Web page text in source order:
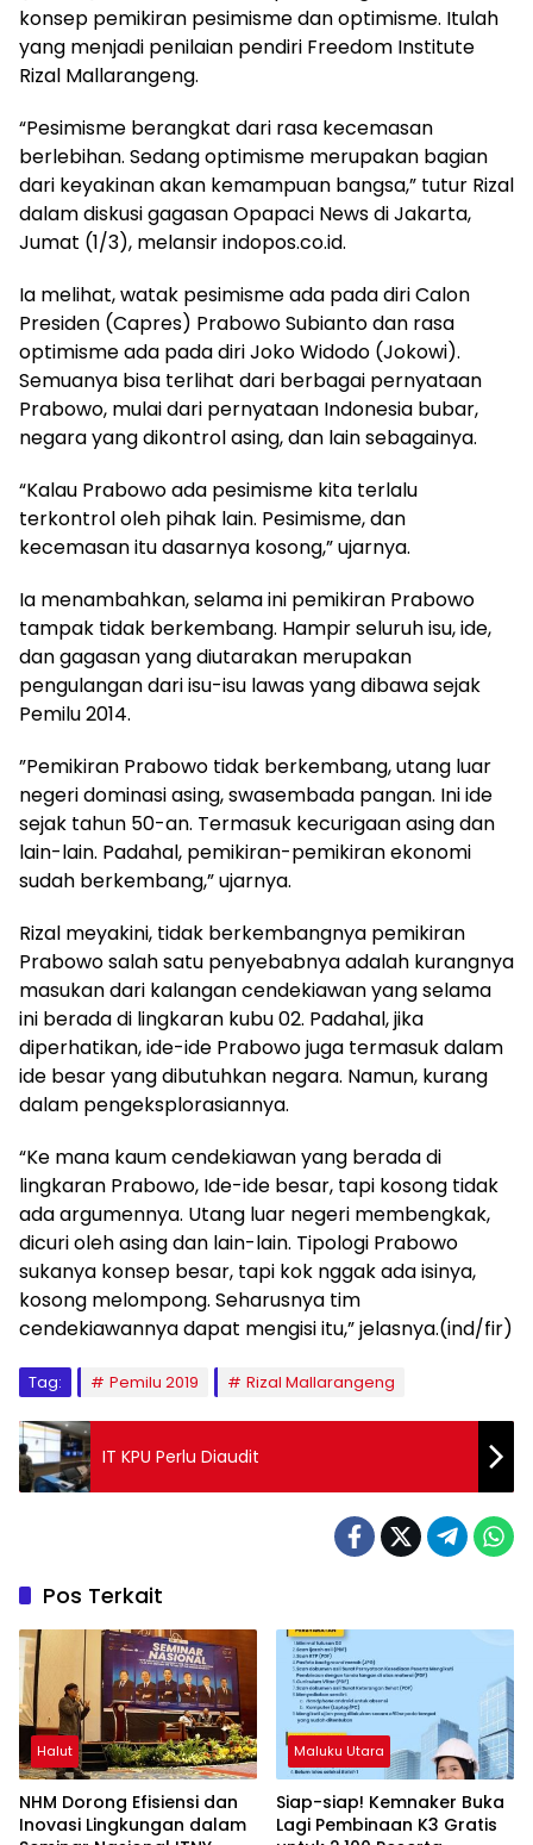
konsep pemikiran pesimisme dan optimisme. Itulah
yang menjadi penilaian pendiri Freedom Institute
Rizal Mallarangeng.
“Pesimisme berangkat dari rasa kecemasan
berlebihan. Sedang optimisme merupakan bagian
dari keyakinan akan kemampuan bangsa,” tutur Rizal
dalam diskusi gagasan Opapaci News di Jakarta,
Jumat (1/3), melansir indopos.co.id.
Ia melihat, watak pesimisme ada pada diri Calon
Presiden (Capres) Prabowo Subianto dan rasa
optimisme ada pada diri Joko Widodo (Jokowi).
Semuanya bisa terlihat dari berbagai pernyataan
Prabowo, mulai dari pernyataan Indonesia bubar,
negara yang dikontrol asing, dan lain sebagainya.
“Kalau Prabowo ada pesimisme kita terlalu
terkontrol oleh pihak lain. Pesimisme, dan
kecemasan itu dasarnya kosong,” ujarnya.
Ia menambahkan, selama ini pemikiran Prabowo
tampak tidak berkembang. Hampir seluruh isu, ide,
dan gagasan yang diutarakan merupakan
pengulangan dari isu-isu lawas yang dibawa sejak
Pemilu 2014.
”Pemikiran Prabowo tidak berkembang, utang luar
negeri dominasi asing, swasembada pangan. Ini ide
sejak tahun 50-an. Termasuk kecurigaan asing dan
lain-lain. Padahal, pemikiran-pemikiran ekonomi
sudah berkembang,” ujarnya.
Rizal meyakini, tidak berkembangnya pemikiran
Prabowo salah satu penyebabnya adalah kurangnya
masukan dari kalangan cendekiawan yang selama
ini berada di lingkaran kubu 02. Padahal, jika
diperhatikan, ide-ide Prabowo juga termasuk dalam
ide besar yang dibutuhkan negara. Namun, kurang
dalam pengeksplorasiannya.
“Ke mana kaum cendekiawan yang berada di
lingkaran Prabowo, Ide-ide besar, tapi kosong tidak
ada argumennya. Utang luar negeri membengkak,
dicuri oleh asing dan lain-lain. Tipologi Prabowo
sukanya konsep besar, tapi kok nggak ada isinya,
kosong melompong. Seharusnya tim
cendekiawannya dapat mengisi itu,” jelasnya.(ind/fir)
Tag: Pemilu 2019 Rizal Mallarangeng
IT KPU Perlu Diaudit
Pos Terkait
Halut
NHM Dorong Efisiensi dan
Inovasi Lingkungan dalam
Maluku Utara
Siap-siap! Kemnaker Buka
Lagi Pembinaan K3 Gratis